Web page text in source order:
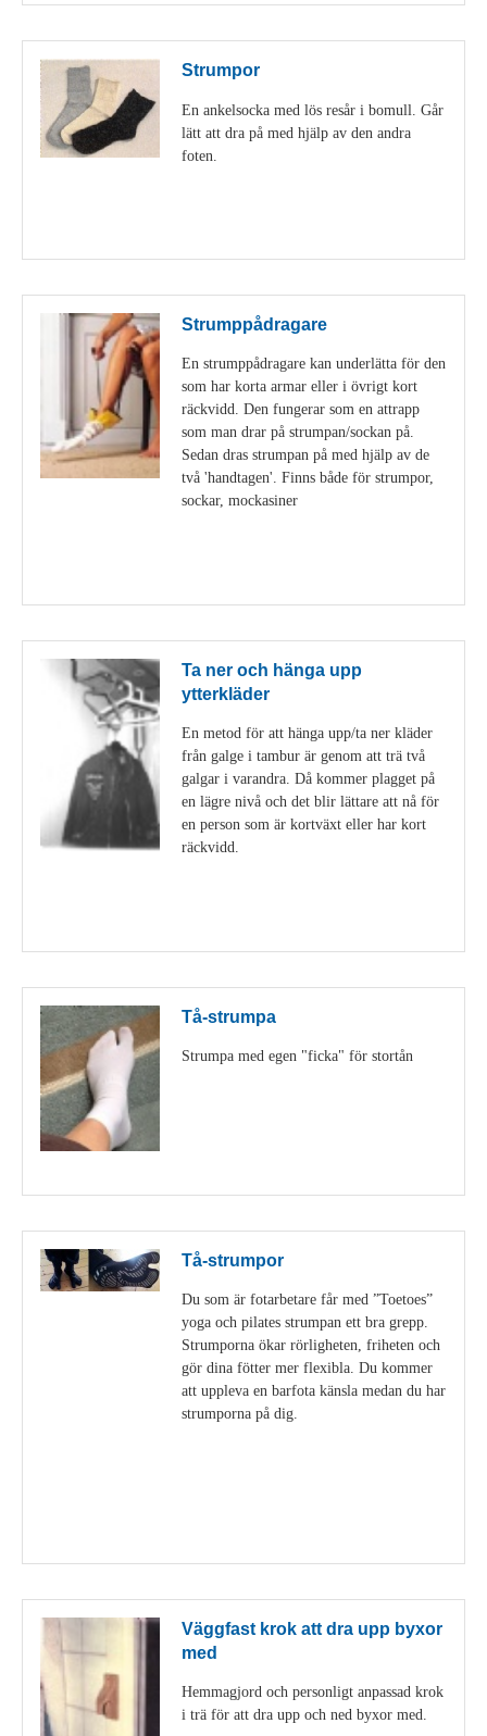
Strumpor
En ankelsocka med lös resår i bomull. Går
lätt att dra på med hjälp av den andra
foten.
Strumppådragare
En strumppådragare kan underlätta för den
som har korta armar eller i övrigt kort
räckvidd. Den fungerar som en attrapp
som man drar på strumpan/sockan på.
Sedan dras strumpan på med hjälp av de
två 'handtagen'. Finns både för strumpor,
sockar, mockasiner
Ta ner och hänga upp
ytterkläder
En metod för att hänga upp/ta ner kläder
från galge i tambur är genom att trä två
galgar i varandra. Då kommer plagget på
en lägre nivå och det blir lättare att nå för
en person som är kortväxt eller har kort
räckvidd.
Tå-strumpa
Strumpa med egen "ficka" för stortån
Tå-strumpor
Du som är fotarbetare får med ”Toetoes”
yoga och pilates strumpan ett bra grepp.
Strumporna ökar rörligheten, friheten och
gör dina fötter mer flexibla. Du kommer
att uppleva en barfota känsla medan du har
strumporna på dig.
Väggfast krok att dra upp byxor
med
Hemmagjord och personligt anpassad krok
i trä för att dra upp och ned byxor med.